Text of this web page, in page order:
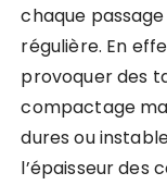
chaque
régulière. En
provoquer des
compactage
dures ou
l’épaisseur des